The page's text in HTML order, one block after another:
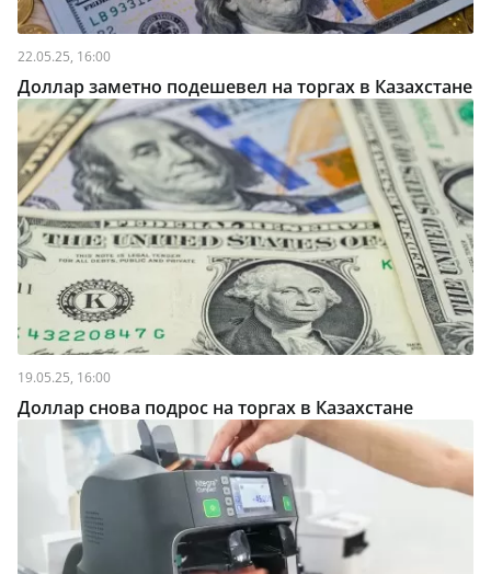
22.05.25, 16:00
Доллар заметно подешевел на торгах в Казахстане
19.05.25, 16:00
Доллар снова подрос на торгах в Казахстане